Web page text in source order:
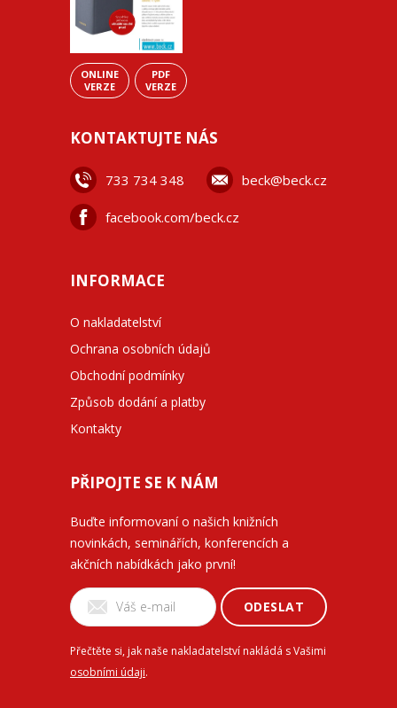
ONLINE
VERZE
PDF
VERZE
KONTAKTUJTE NÁS
733 734 348 beck@beck.cz
facebook.com/beck.cz
INFORMACE
O nakladatelství
Ochrana osobních údajů
Obchodní podmínky
Způsob dodání a platby
Kontakty
PŘIPOJTE SE K NÁM
Buďte informovaní o našich knižních
novinkách, seminářích, konferencích a
akčních nabídkách jako první!
ODESLAT
Přečtěte si, jak naše nakladatelství nakládá s Vašimi
osobními údaji.